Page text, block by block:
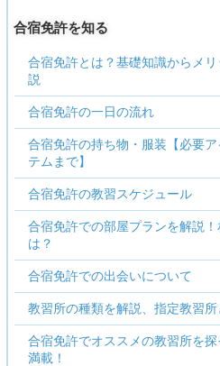
合宿免許を知る
合宿免許とは？基礎知識からメ
説
合宿免許の一日の流れ
合宿免許の持ち物・服装【必要
テムまで】
合宿免許の教習スケジュール
合宿免許での部屋プランを解説
は？
合宿免許での出会いについて
教習所の種類を解説、指定教習所
合宿免許でオススメの教習所を
満載！